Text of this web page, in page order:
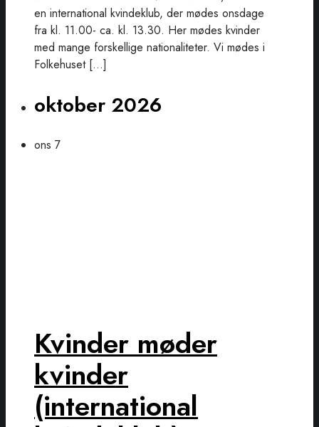
en international kvindeklub, der mødes onsdage
fra kl. 11.00- ca. kl. 13.30. Her mødes kvinder
med mange forskellige nationaliteter. Vi mødes i
Folkehuset […]
oktober 2026
ons 7
Kvinder møder
kvinder
(international